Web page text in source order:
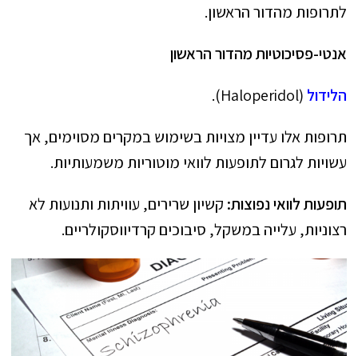
לתרופות מהדור הראשון.
אנטי-פסיכוטיות מהדור הראשון
הלידול (Haloperidol).
תרופות אלו עדיין מצויות בשימוש במקרים מסוימים, אך
עשויות לגרום לתופעות לוואי מוטוריות משמעותיות.
תופעות לוואי נפוצות: קשיון שרירים, עוויתות ותנועות לא
רצוניות, עלייה במשקל, סיבוכים קרדיווסקולריים.